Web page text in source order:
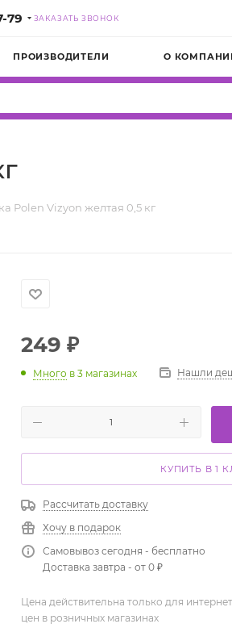
79 ЗАКАЗАТЬ ЗВОНОК
ПРОИЗВОДИТЕЛИ О
Polen Vizyon желтая 0,5 кг
249 ₽
Много в 3 магазинах Нашли
КУПИТЬ В 1
Рассчитать доставку
Хочу в подарок
Самовывоз сегодня - бесплатно
Доставка завтра - от 0 ₽
Цена действительна только для
цен в розничных магазинах